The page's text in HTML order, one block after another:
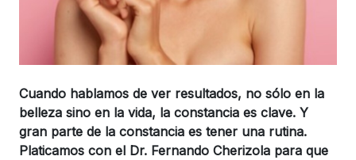
Cuando hablamos de ver resultados, no sólo en la
belleza sino en la vida, la constancia es clave. Y
gran parte de la constancia es tener una rutina.
Platicamos con el Dr. Fernando Cherizola para que